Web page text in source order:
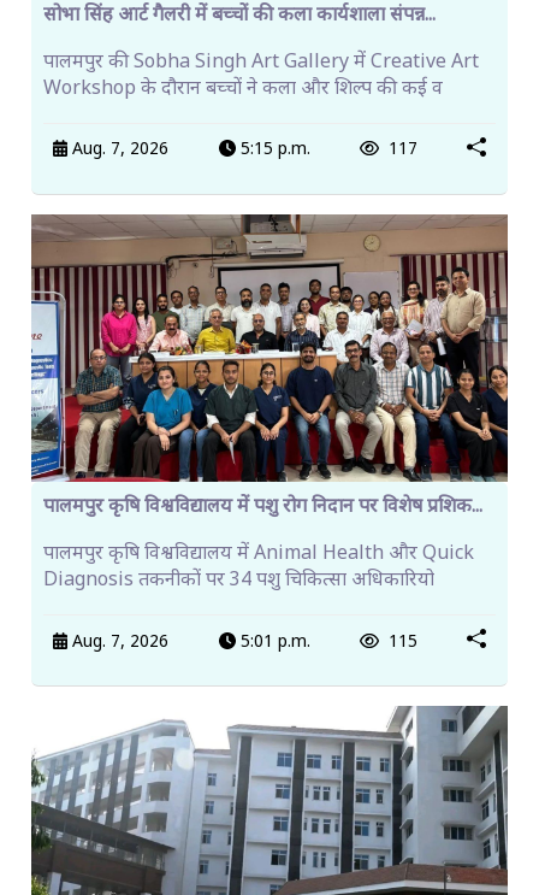
सोभा सिंह आर्ट गैलरी में बच्चों की कला कार्यशाला संपन्न...
पालमपुर की Sobha Singh Art Gallery में Creative Art
Workshop के दौरान बच्चों ने कला और शिल्प की कई व
Aug. 7, 2026 5:15 p.m. 117
पालमपुर कृषि विश्वविद्यालय में पशु रोग निदान पर विशेष प्रशिक...
पालमपुर कृषि विश्वविद्यालय में Animal Health और Quick
Diagnosis तकनीकों पर 34 पशु चिकित्सा अधिकारियो
Aug. 7, 2026 5:01 p.m. 115